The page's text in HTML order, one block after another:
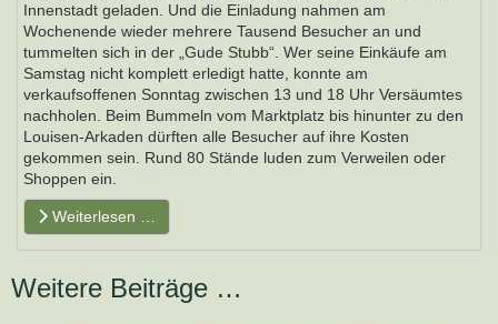
Innenstadt geladen. Und die Einladung nahmen am
Wochenende wieder mehrere Tausend Besucher an und
tummelten sich in der „Gude Stubb“. Wer seine Einkäufe am
Samstag nicht komplett erledigt hatte, konnte am
verkaufsoffenen Sonntag zwischen 13 und 18 Uhr Versäumtes
nachholen. Beim Bummeln vom Marktplatz bis hinunter zu den
Louisen-Arkaden dürften alle Besucher auf ihre Kosten
gekommen sein. Rund 80 Stände luden zum Verweilen oder
Shoppen ein.
Weiterlesen …
Weitere Beiträge …